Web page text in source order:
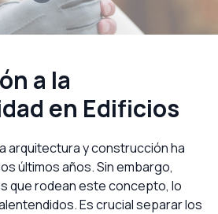
a la
en Edificios
arquitectura y construcción ha
últimos años. Sin embargo,
que rodean este concepto, lo
Es crucial separar los